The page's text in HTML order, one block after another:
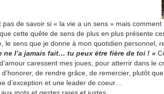
pas de savoir si « la vie a un sens » mais
cette quête de sens de plus en plus présente
le sens que je donne à mon quotidien personnel,
ne l’a jamais fait… tu peux être fière de toi ! »
caressent mes joues, pour atterrir dans le
de rendre grâce, de remercier, plutôt
d’exception et une leader de coeur…